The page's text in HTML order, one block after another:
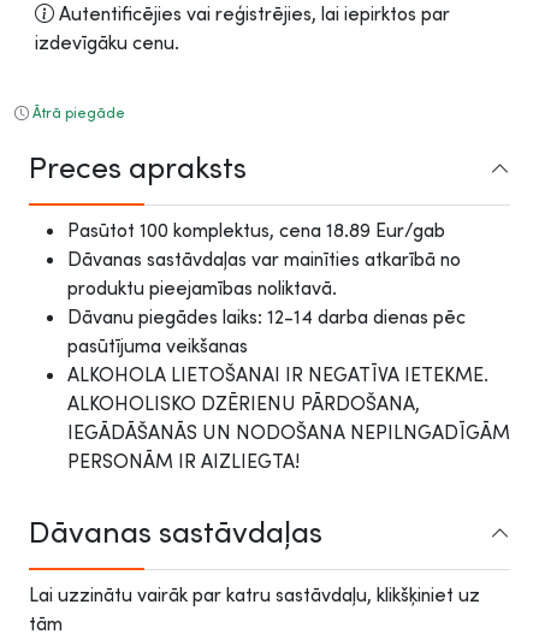
Autentificējies vai reģistrējies, lai iepirktos par
izdevīgāku cenu.
Ātrā piegāde
Preces apraksts
Pasūtot 100 komplektus, cena 18.89 Eur/gab
Dāvanas sastāvdaļas var mainīties atkarībā no
produktu pieejamības noliktavā.
Dāvanu piegādes laiks: 12-14 darba dienas pēc
pasūtījuma veikšanas
ALKOHOLA LIETOŠANAI IR NEGATĪVA IETEKME.
ALKOHOLISKO DZĒRIENU PĀRDOŠANA,
IEGĀDĀŠANĀS UN NODOŠANA NEPILNGADĪGĀM
PERSONĀM IR AIZLIEGTA!
Dāvanas sastāvdaļas
Lai uzzinātu vairāk par katru sastāvdaļu, klikšķiniet uz
tām